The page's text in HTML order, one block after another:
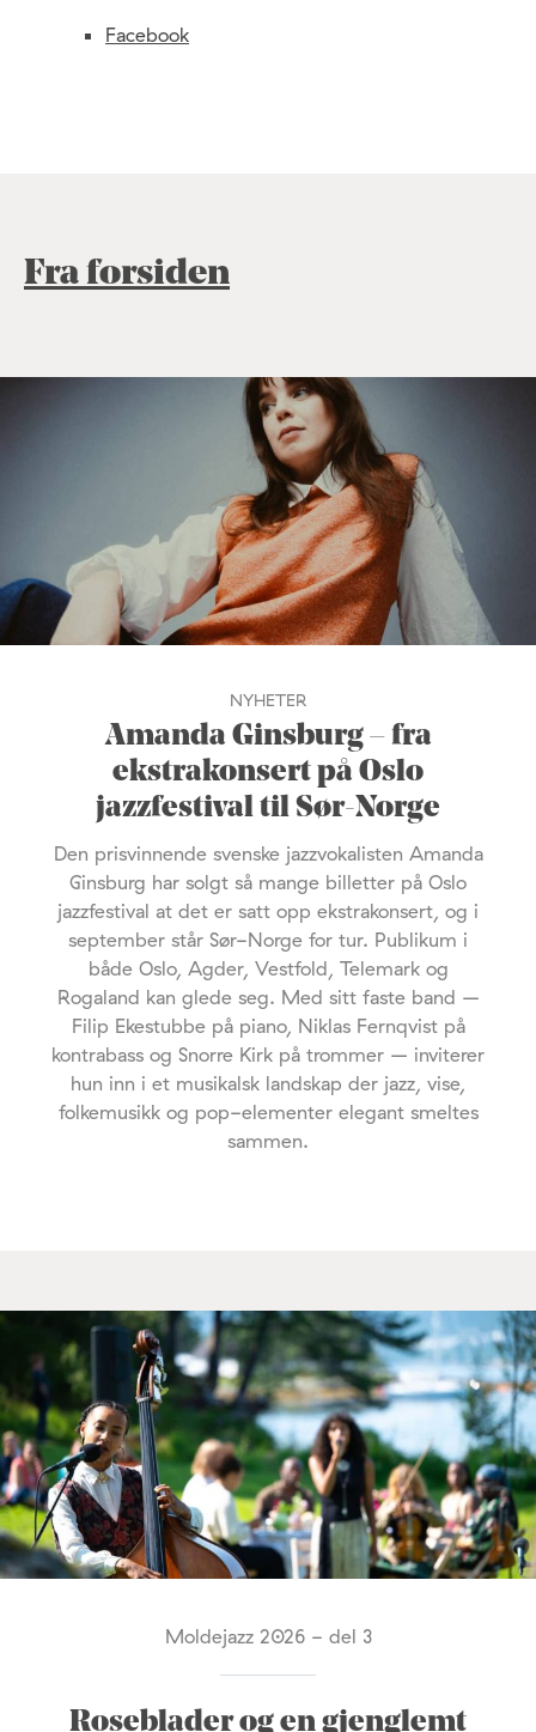
Facebook
Fra forsiden
NYHETER
Amanda Ginsburg – fra
ekstrakonsert på Oslo
jazzfestival til Sør-Norge
Den prisvinnende svenske jazzvokalisten Amanda
Ginsburg har solgt så mange billetter på Oslo
jazzfestival at det er satt opp ekstrakonsert, og i
september står Sør-Norge for tur. Publikum i
både Oslo, Agder, Vestfold, Telemark og
Rogaland kan glede seg. Med sitt faste band –
Filip Ekestubbe på piano, Niklas Fernqvist på
kontrabass og Snorre Kirk på trommer – inviterer
hun inn i et musikalsk landskap der jazz, vise,
folkemusikk og pop-elementer elegant smeltes
sammen.
Moldejazz 2026 - del 3
Roseblader og en gjenglemt